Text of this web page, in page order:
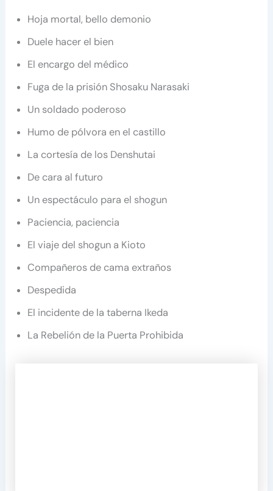
Hoja mortal, bello demonio
Duele hacer el bien
El encargo del médico
Fuga de la prisión Shosaku Narasaki
Un soldado poderoso
Humo de pólvora en el castillo
La cortesía de los Denshutai
De cara al futuro
Un espectáculo para el shogun
Paciencia, paciencia
El viaje del shogun a Kioto
Compañeros de cama extraños
Despedida
El incidente de la taberna Ikeda
La Rebelión de la Puerta Prohibida